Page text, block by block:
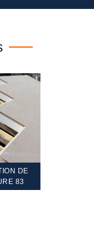
DE
83